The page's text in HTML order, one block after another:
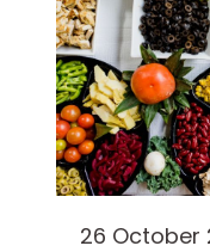
26 October